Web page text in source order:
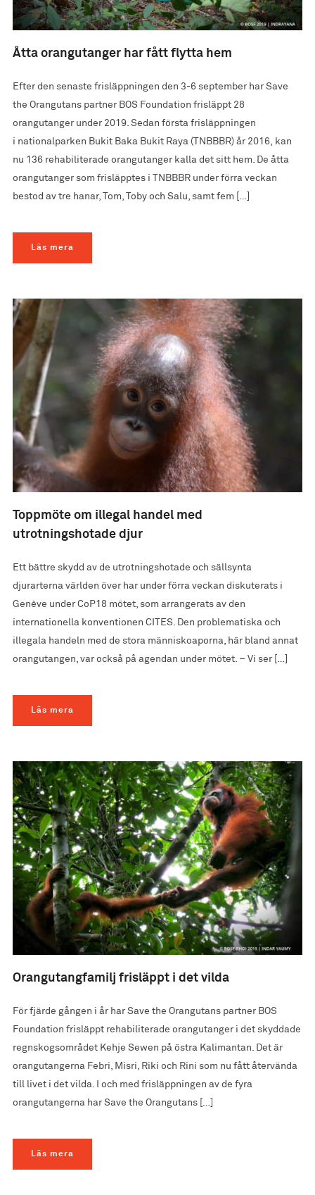
Åtta orangutanger har fått flytta hem
Efter den senaste frisläppningen den 3-6 september har Save
the Orangutans partner BOS Foundation frisläppt 28
orangutanger under 2019. Sedan första frisläppningen
i nationalparken Bukit Baka Bukit Raya (TNBBBR) år 2016, kan
nu 136 rehabiliterade orangutanger kalla det sitt hem. De åtta
orangutanger som frisläpptes i TNBBBR under förra veckan
bestod av tre hanar, Tom, Toby och Salu, samt fem […]
Läs mera
Toppmöte om illegal handel med
utrotningshotade djur
Ett bättre skydd av de utrotningshotade och sällsynta
djurarterna världen över har under förra veckan diskuterats i
Genève under CoP18 mötet, som arrangerats av den
internationella konventionen CITES. Den problematiska och
illegala handeln med de stora människoaporna, här bland annat
orangutangen, var också på agendan under mötet. – Vi ser […]
Läs mera
Orangutangfamilj frisläppt i det vilda
För fjärde gången i år har Save the Orangutans partner BOS
Foundation frisläppt rehabiliterade orangutanger i det skyddade
regnskogsområdet Kehje Sewen på östra Kalimantan. Det är
orangutangerna Febri, Misri, Riki och Rini som nu fått återvända
till livet i det vilda. I och med frisläppningen av de fyra
orangutangerna har Save the Orangutans […]
Läs mera